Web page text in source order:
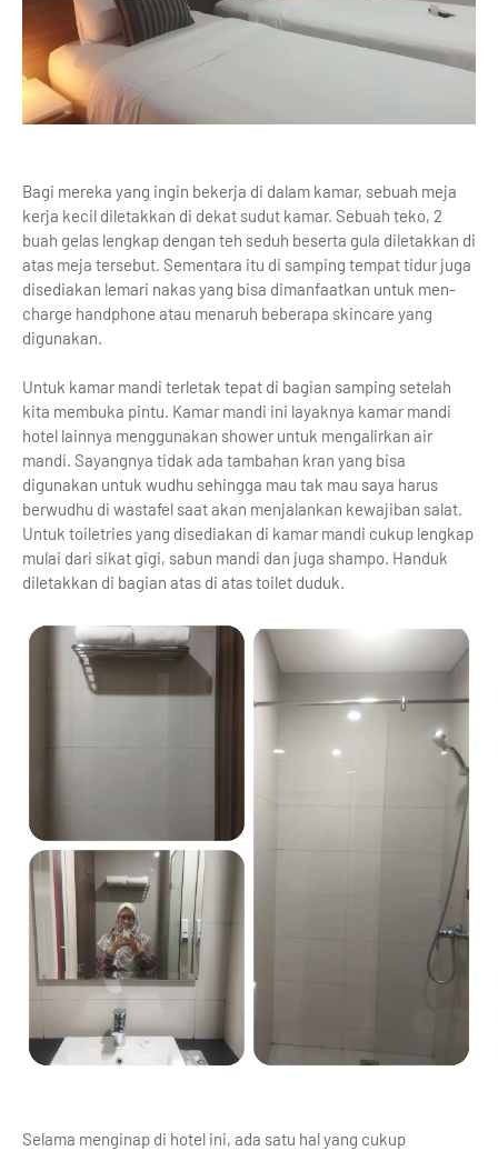
Bagi mereka yang ingin bekerja di dalam kamar, sebuah meja
kerja kecil diletakkan di dekat sudut kamar. Sebuah teko, 2
buah gelas lengkap dengan teh seduh beserta gula diletakkan di
atas meja tersebut. Sementara itu di samping tempat tidur juga
disediakan lemari nakas yang bisa dimanfaatkan untuk men-
charge handphone atau menaruh beberapa skincare yang
digunakan.
Untuk kamar mandi terletak tepat di bagian samping setelah
kita membuka pintu. Kamar mandi ini layaknya kamar mandi
hotel lainnya menggunakan shower untuk mengalirkan air
mandi. Sayangnya tidak ada tambahan kran yang bisa
digunakan untuk wudhu sehingga mau tak mau saya harus
berwudhu di wastafel saat akan menjalankan kewajiban salat.
Untuk toiletries yang disediakan di kamar mandi cukup lengkap
mulai dari sikat gigi, sabun mandi dan juga shampo. Handuk
diletakkan di bagian atas di atas toilet duduk.
Selama menginap di hotel ini, ada satu hal yang cukup